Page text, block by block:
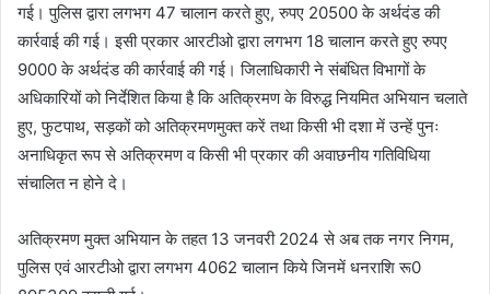
गई। पुलिस द्वारा लगभग 47 चालान करते हुए, रुपए 20500 के अर्थदंड की
कार्रवाई की गई। इसी प्रकार आरटीओ द्वारा लगभग 18 चालान करते हुए रुपए
9000 के अर्थदंड की कार्रवाई की गई। जिलाधिकारी ने संबंधित विभागों के
अधिकारियों को निर्देशित किया है कि अतिक्रमण के विरुद्ध नियमित अभियान चलाते
हुए, फुटपाथ, सड़कों को अतिक्रमणमुक्त करें तथा किसी भी दशा में उन्हें पुनः
अनाधिकृत रूप से अतिक्रमण व किसी भी प्रकार की अवाछनीय गतिविधिया
संचालित न होने दे।
अतिक्रमण मुक्त अभियान के तहत 13 जनवरी 2024 से अब तक नगर निगम,
पुलिस एवं आरटीओ द्वारा लगभग 4062 चालान किये जिनमें धनराशि रू0